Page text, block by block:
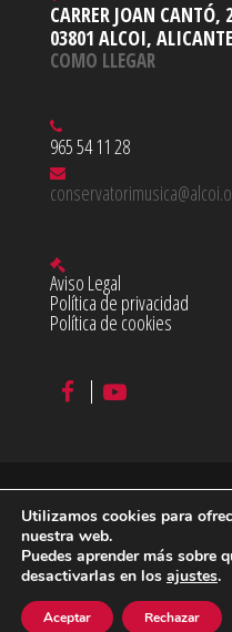
CARRER JOAN CANTÓ,
03801 ALCOI, ALICANTE
COMO LLEGAR
965 54 11 28
Aviso Legal
Política de privacidad
Política de cookies
©2026 Conservatorio
Alcoy
Utilizamos cookies para
nuestra web.
Puedes aprender más sobre
desactivarlas en los ajustes.
Aceptar Rechazar